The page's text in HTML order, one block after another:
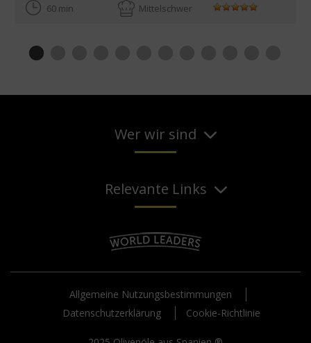
60 min Mittelschwer
Wer wir sind
Relevante Links
Allgemeine Nutzungsbestimmungen
Datenschutzerklärung
Cookie-Richtlinie